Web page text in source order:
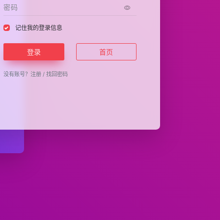
记住我的登录信息
登录 首页
没有账号？注册 /找回密码